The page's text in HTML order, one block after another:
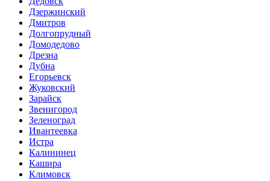
Дзержинский
Дмитров
Долгопрудный
Домодедово
Дрезна
Дубна
Егорьевск
Жуковский
Зарайск
Звенигород
Зеленоград
Ивантеевка
Истра
Калининец
Кашира
Климовск